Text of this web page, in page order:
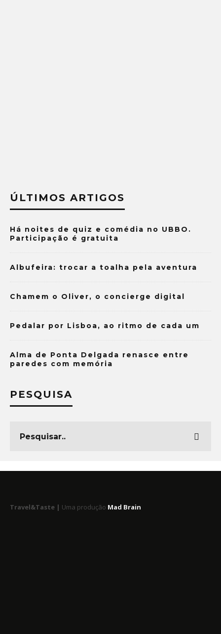
ÚLTIMOS ARTIGOS
Há noites de quiz e comédia no UBBO.
Participação é gratuita
Albufeira: trocar a toalha pela aventura
Chamem o Oliver, o concierge digital
Pedalar por Lisboa, ao ritmo de cada um
Alma de Ponta Delgada renasce entre
paredes com memória
PESQUISA
Travel&Taste | Uma produção Mad Brain